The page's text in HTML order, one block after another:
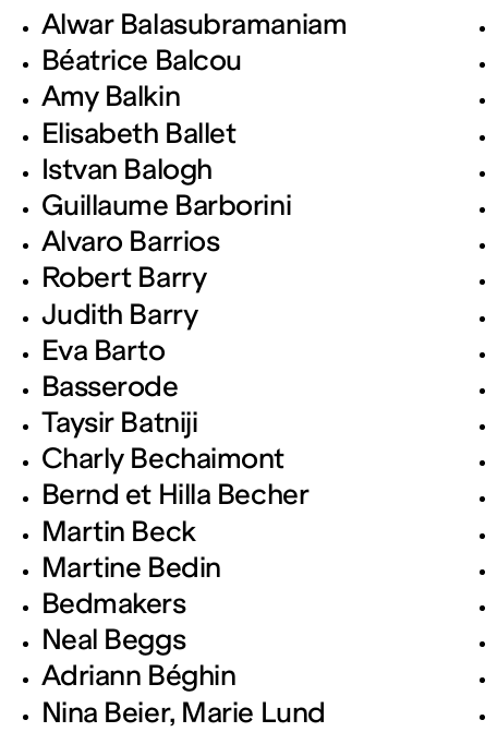
Alwar Balasubramaniam
Béatrice Balcou
Amy Balkin
Elisabeth Ballet
Istvan Balogh
Guillaume Barborini
Alvaro Barrios
Robert Barry
Judith Barry
Eva Barto
Basserode
Taysir Batniji
Charly Bechaimont
Bernd et Hilla Becher
Martin Beck
Martine Bedin
Bedmakers
Neal Beggs
Adriann Béghin
Nina Beier, Marie Lund